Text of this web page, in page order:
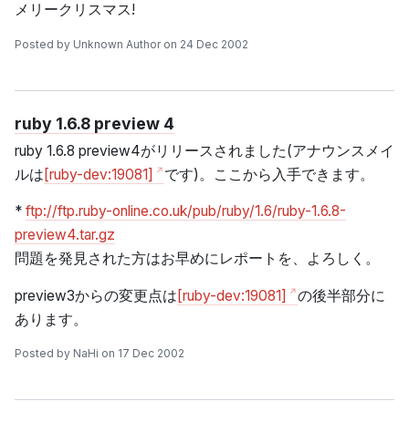
メリークリスマス!
Posted by Unknown Author on 24 Dec 2002
ruby 1.6.8 preview 4
ruby 1.6.8 preview4がリリースされました(アナウンスメイ
ルは [ruby-dev:19081] です)。ここから入手できます。
* ftp://ftp.ruby-online.co.uk/pub/ruby/1.6/ruby-1.6.8-
preview4.tar.gz
問題を発見された方はお早めにレポートを、よろしく。
preview3からの変更点は [ruby-dev:19081]
の後半部分に
あります。
Posted by NaHi on 17 Dec 2002